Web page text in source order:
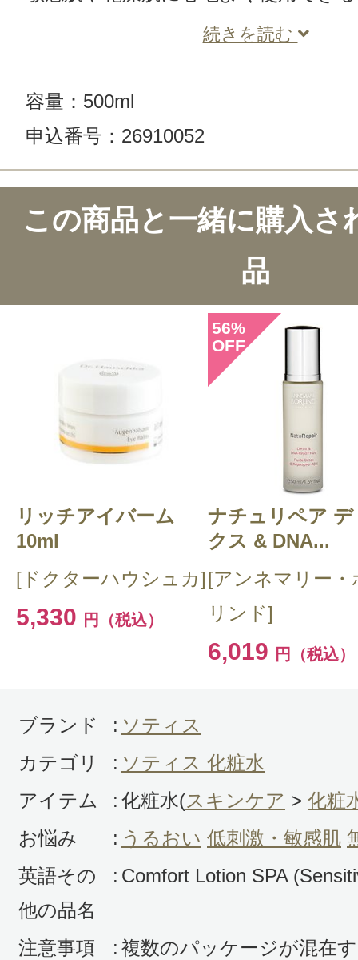
続きを読む
容量：500ml
申込番号：26910052
この商品のクチコミ
1件のレビュー
投稿日：2018年09月
rodemama 様
／40代後
感じた効能：うるおい/角質ケア/引き
購入品：SPA ローション
使用感はつけた瞬間は少しぴりぴり
ました。ですが、その後は肌が柔ら
に使う美容液やクリームの吸収が
基本的には、拭き取りタイプの化粧
まりつけすぎると赤みが出てしま
す。適量に気をつけながら使用すれ
な肌になれそうです。
役
すべての1件のクチコミを見る
この商品と一緒に購入さ
品
リッチアイバーム
10ml
[ドクターハウシュカ]
5,330 円（税込）
56%
OFF
ナチュリペア デ
クス & DNA...
[アンネマリー・
リンド]
6,019 円（税込）
ブランド : ソティス
カテゴリ
: ソティス 化粧水
アイテム
: 化粧水(スキンケア > 化粧
お悩み
: うるおい 低刺激・敏感肌
英語その
他の品名
: Comfort Lotion SPA
注意事項 : 複数のパッケージが混在